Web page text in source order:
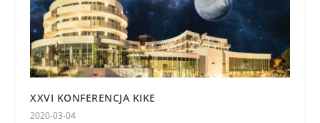
XXVI KONFERENCJA KIKE
2020-03-04